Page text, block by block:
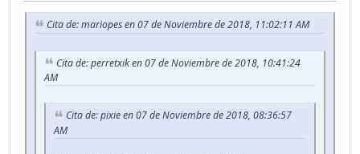
Cita de: mariopes en 07 de Noviembre de 2018, 11:02:11 AM
Cita de: perretxik en 07 de Noviembre de 2018, 10:41:24
AM
Cita de: pixie en 07 de Noviembre de 2018, 08:36:57
AM